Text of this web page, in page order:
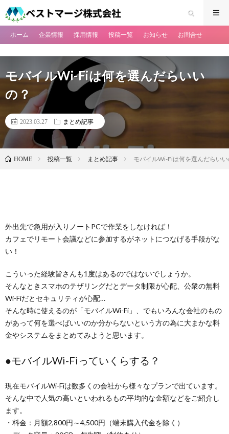
ホーム 企業情報 採用情報 投稿一覧 お知らせ お問合せ
モバイルWi-Fiは何を選んだらいい
の？
2023.03.27 まとめ記事
HOME 投稿一覧 まとめ記事 モバイルWi-Fiは何を選んだらい
外出先で急用が入りノートPCで作業をしなければ！
カフェでリモート会議などに参加するがネットにつなげる手段がな
い！
こういった経験皆さんも1度はあるのではないでしょうか。
そんなときスマホのテザリングだとデータ制限が心配、公衆の無料
Wi-Fiだとセキュリティが心配…
そんな時に使えるのが「モバイルWi-Fi」、でもいろんな会社のもの
があって何を選べばいいのか分からないという方の為に大まかな料
金やシステムをまとめてみようと思います。
●モバイルWi-Fiっていくらする？
現在モバイルWi-Fiは数多くの会社から様々なプランで出ています。
そんな中で人気の高いといわれるもの平均的な金額などをご紹介し
ます。
・料金：月額2,800円～4,500円（端末購入代金を除く）